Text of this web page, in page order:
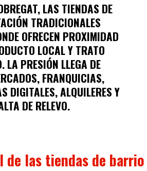
LAS TIENDAS DE
TRADICIONALES
OFRECEN PROXIMIDAD
LOCAL Y TRATO
LA PRESIÓN LLEGA DE
FRANQUICIAS,
DIGITALES, ALQUILERES Y
DE RELEVO.
de las tiendas de barrio